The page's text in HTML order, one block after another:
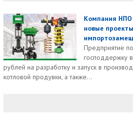
Компания НПО
новые проекты
Предприятие
господдержку
рублей на разработку и запуск в
котловой продувки, а также...